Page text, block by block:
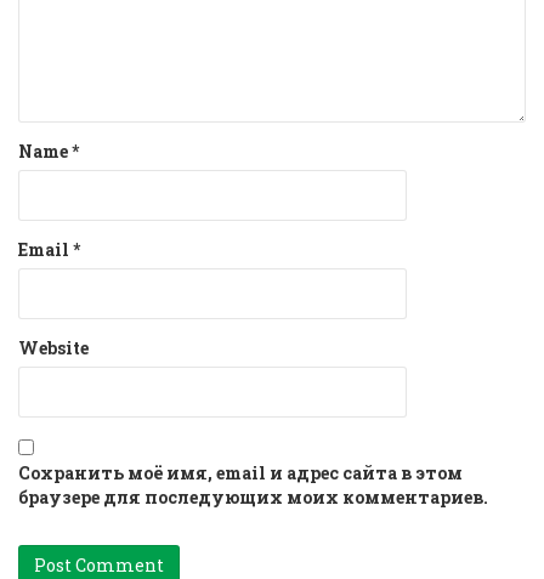
Name*
Email *
Website
Сохранить моё имя, email и адрес сайта в этом
браузере для последующих моих комментариев.